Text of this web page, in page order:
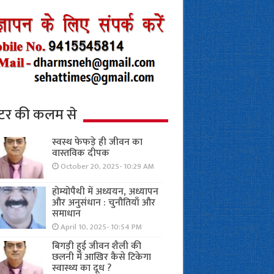
की कलम से
स्वस्थ फेफड़े ही जीवन का
वास्तविक दीपक
October 20, 2025- 10:29 AM
होम्योपैथी में अध्ययन, अध्यापन
और अनुसंधान : चुनौतियाँ और
समाधान
April 10, 2025- 10:54 PM
बिगड़ी हुई जीवन शैली की
छलनी में आखिर कैसे टिकेगा
स्वास्थ्य का दूध ?